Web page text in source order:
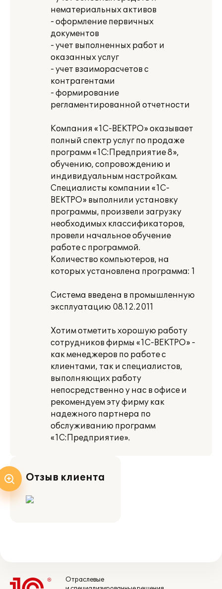
нематериальных активов
- оформление первичных
документов
- учет выполненных работ и
оказанных услуг
- учет взаиморасчетов с
контрагентами
- формирование
регламентированной отчетности
Компания «1С-ВЕКТРО» оказывает
полный спектр услуг по продаже
программ «1С:Предприятие 8»,
обучению, сопровождению и
индивидуальным настройкам.
Специалисты компании «1С-
ВЕКТРО» выполнили установку
программы, произвели загрузку
необходимых классификаторов,
провели начальное обучение
работе с программой.
Количество компьютеров, на
которых установлена программа: 1
Система введена в промышленную
эксплуатацию 08.12.2011
Хотим отметить хорошую работу
сотрудников фирмы «1С-ВЕКТРО» -
как менеджеров по работе с
клиентами, так и специалистов,
выполняющих работу
непосредственно у нас в офисе и
рекомендуем эту фирму как
надежного партнера по
обслуживанию программ
«1С:Предприятие».
Отзыв клиента
Отраслевые